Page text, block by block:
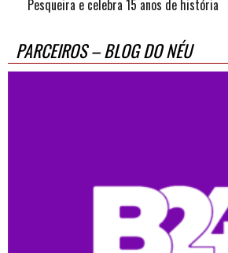
Pesqueira e celebra 15 anos de história
PARCEIROS – BLOG DO NÉU